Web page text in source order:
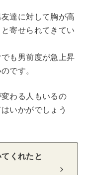
達に対して胸が高
寄せられてきてい
も男前度が急上昇
です。
わる人もいるの
いかがでしょう
くれたと